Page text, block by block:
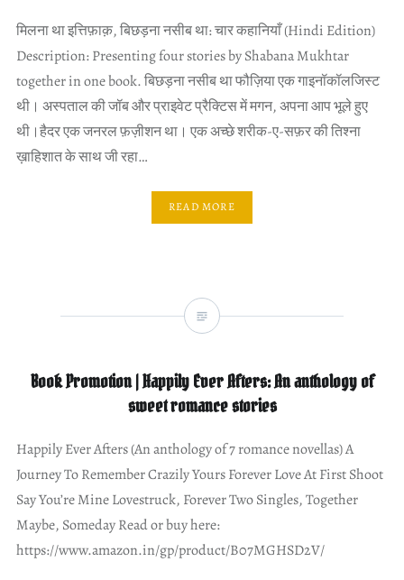
मिलना था इत्तिफ़ाक़, बिछड़ना नसीब था: चार कहानियाँ (Hindi Edition)
Description: Presenting four stories by Shabana Mukhtar
together in one book. बिछड़ना नसीब था फौज़िया एक गाइनॉकॉलजिस्ट
थी। अस्पताल की जॉब और प्राइवेट प्रैक्टिस में मगन, अपना आप भूले हुए
थी।हैदर एक जनरल फ़ज़ीशन था। एक अच्छे शरीक-ए-सफ़र की तिश्ना
ख़ाहिशात के साथ जी रहा…
READ MORE
Book Promotion | Happily Ever Afters: An anthology of
sweet romance stories
Happily Ever Afters (An anthology of 7 romance novellas) A
Journey To Remember Crazily Yours Forever Love At First Shoot
Say You’re Mine Lovestruck, Forever Two Singles, Together
Maybe, Someday Read or buy here:
https://www.amazon.in/gp/product/B07MGHSD2V/